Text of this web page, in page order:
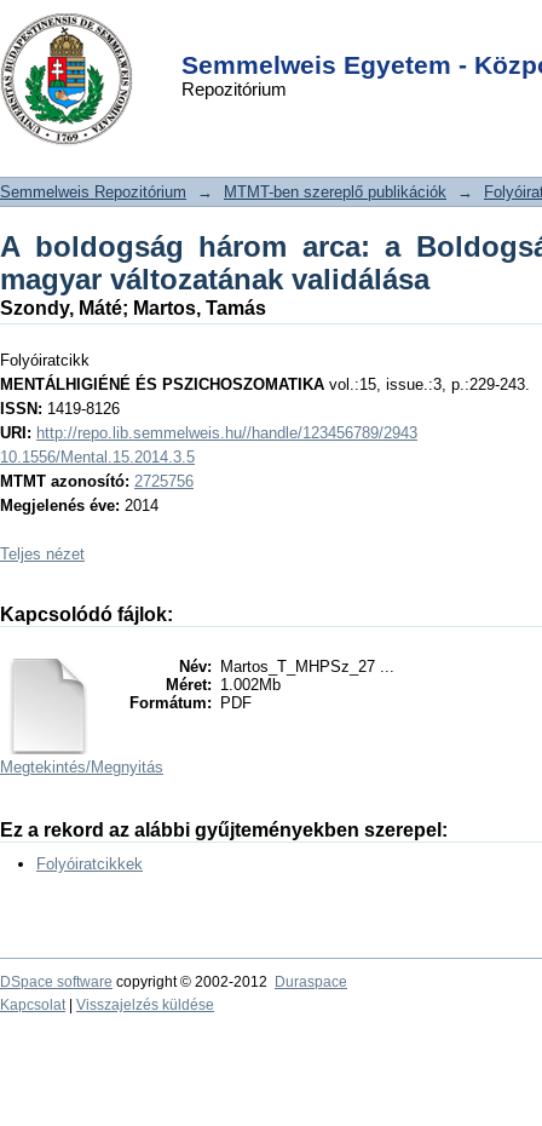
Semmelweis Egyetem -
Repozitórium
A boldogság három arca: a Boldogság
Orientáció Skála magyar változatának
validálása
DSpace/Manakin Repository
Semmelweis Repozitórium → MTMT-ben szereplő publikációk →
A boldogság három arca: a
magyar változatának validálása
Szondy, Máté; Martos, Tamás
Folyóiratcikk
MENTÁLHIGIÉNÉ ÉS PSZICHOSZOMATIKA vol.:15, issue.:3, p.:229-243.
ISSN: 1419-8126
URI: http://repo.lib.semmelweis.hu//handle/123456789/2943
10.1556/Mental.15.2014.3.5
MTMT azonosító: 2725756
Megjelenés éve: 2014
Teljes nézet
Kapcsolódó fájlok:
Név:
Martos_T_MHPSz_27 ...
Méret: 1.002Mb
Formátum:
PDF
Megtekintés/Megnyitás
Ez a rekord az alábbi gyűjteményekben szerepel:
Folyóiratcikkek
DSpace software copyright © 2002-2012
Duraspace
Kapcsolat| Visszajelzés küldése